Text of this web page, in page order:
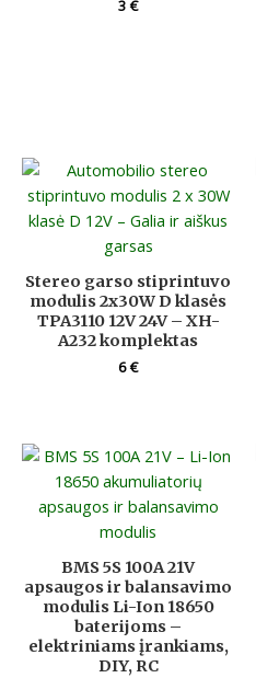
3€
Stereo garso stiprintuvo
modulis 2x30W D klasės
TPA3110 12V 24V – XH-
A232 komplektas
6€
BMS 5S 100A 21V
apsaugos ir balansavimo
modulis Li-Ion 18650
baterijoms –
elektriniams įrankiams,
DIY, RC